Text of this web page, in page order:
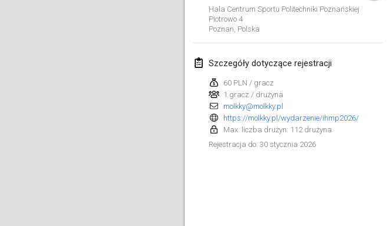
Hala Centrum Sportu Politechniki Poznańskiej
Piotrowo 4
Poznan Polska
Szczegóły dotyczące rejestracji
60 PLN / gracz
1 gracz / drużyna
molkky@molkky.pl
https://molkky.pl/wydarzenie/ihmp2026/
Max. liczba drużyn: 112 drużyna
Rejestracja do: 30 stycznia 2026
Lazala Indoor Cup ZMGZEG
7 lut 2026
8 lut 2026|Polska
StranaMölkky